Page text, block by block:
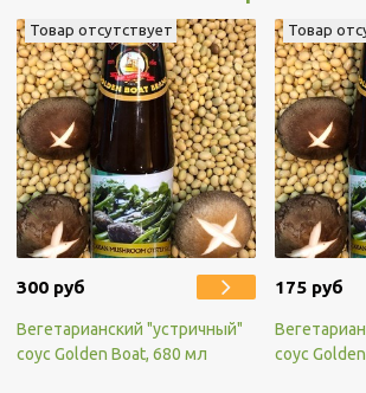
Товар отсутствует
300 руб
Вегетарианский "устричный"
соус Golden Boat, 680 мл
Товар
175 руб
соус